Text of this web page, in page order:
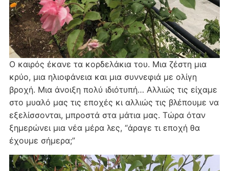
Ο καιρός έκανε τα κορδελάκια του. Μια ζέστη μια
κρύο, μια ηλιοφάνεια και μια συννεφιά με ολίγη
βροχή. Μια άνοιξη πολύ ιδιότυπή… Αλλιώς τις είχαμε
στο μυαλό μας τις εποχές κι αλλιώς τις βλέπουμε να
εξελίσσονται, μπροστά στα μάτια μας. Τώρα όταν
ξημερώνει μια νέα μέρα λες, “άραγε τι εποχή θα
έχουμε σήμερα;”